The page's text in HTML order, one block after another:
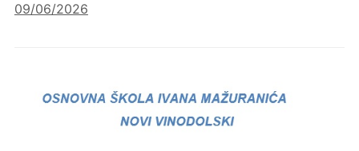
09/06/2026